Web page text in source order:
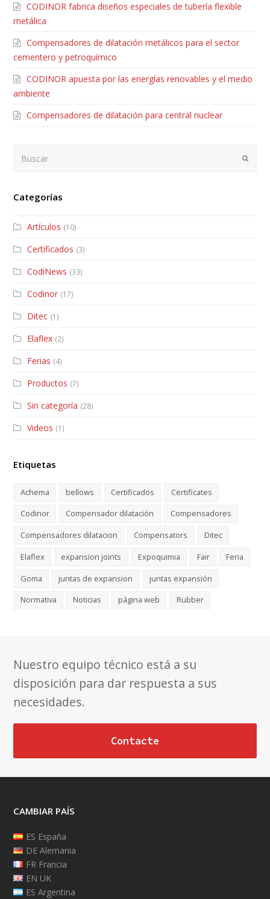
CODINOR fabrica diseños especiales de tubería flexible
metálica
Compensadores de dilatación metálicos para el sector
cementero y petroquímico
CODINOR apuesta por las energías renovables y el medio
ambiente
Compensadores de dilatación para central nuclear
Categorías
Artículos (10)
Certificados (3)
CodiNews (33)
Codinor (17)
Ditec (1)
Elaflex (2)
Ferias (4)
Productos (7)
Sin categoría (28)
Videos (1)
Etiquetas
Achema bellows Certificados
Certificates
Codinor
Compensador dilatación
Compensadores
Compensadores dilatacion
Compensators
Ditec
Elaflex
expansion joints Expoquimia Fair
Feria
Goma
juntas de expansion
juntas expansión
Normativa
Noticias página web Rubber
Nuestro equipo técnico está a su
disposición para dar respuesta a sus
necesidades.
Contacte
CAMBIAR PAÍS
ES España
DE Alemania
FR Francia
EN UK
ES Argentina